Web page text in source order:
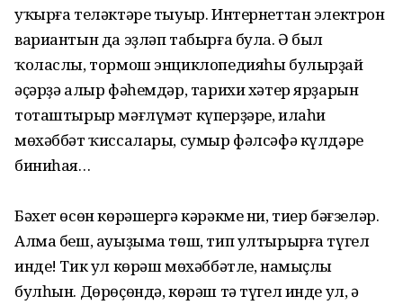
уҡырға теләктәре тыуыр. Интернеттан электрон
вариантын да эҙләп табырға була. Ә был
ҡоласлы, тормош энциклопедияһы булырҙай
әҫәрҙә алыр фәһемдәр, тарихи хәтер ярҙарын
тоташтырыр мәғлүмәт күпер­ҙәре, илаһи
мөхәббәт ҡиссалары, сумыр фәлсәфә күлдәре
биниһая…
Бәхет өсөн көрәшергә кәрәкме ни, тиер бәғзеләр.
Алма беш, ауыҙыма төш, тип ултырырға түгел
инде! Тик ул көрәш мөхәббәтле, намыҫлы
булһын. Дөрө­ҫөндә, көрәш тә түгел инде ул, ә